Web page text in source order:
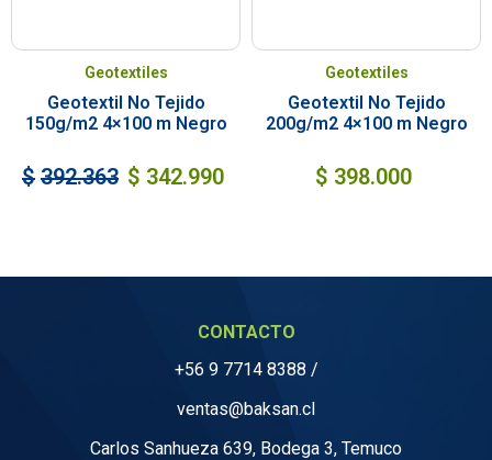
Geotextiles
Geotextil No Tejido
150g/m2 4×100 m Negro
$ 392.363 $ 342.990
Geotextiles
Geotextil No Tejido
200g/m2 4×100 m Negro
$ 398.000
CONTACTO
+56 9 7714 8388 /
ventas@baksan.cl
Carlos Sanhueza 639, Bodega 3, Temuco